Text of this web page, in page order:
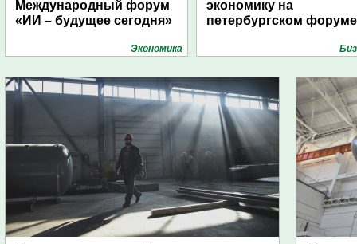
Международный форум
«ИИ – будущее сегодня»
Экономика
экономику на
петербургском форуме